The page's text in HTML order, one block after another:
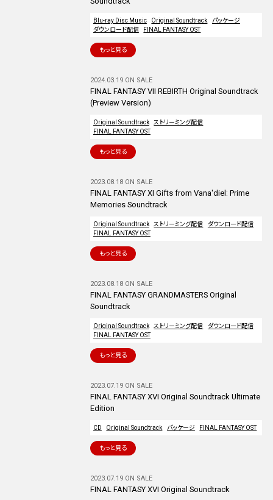
Blu-ray Disc Music Original Soundtrack
パッケージ
ダウンロード配信
FINAL FANTASY OST
もっと見る
2024.03.19 ON SALE
FINAL FANTASY VII REBIRTH Original Soundtrack
(Preview Version)
Original Soundtrack
ストリーミング配信
FINAL FANTASY OST
もっと見る
2023.08.18 ON SALE
FINAL FANTASY XI Gifts from Vana'diel: Prime
Memories Soundtrack
Original Soundtrack ストリーミング配信
ダウンロード配信
FINAL FANTASY OST
もっと見る
2023.08.18 ON SALE
FINAL FANTASY GRANDMASTERS Original
Soundtrack
Original Soundtrack ストリーミング配信
ダウンロード配信
FINAL FANTASY OST
もっと見る
2023.07.19 ON SALE
FINAL FANTASY XVI Original Soundtrack Ultimate
Edition
CD Original Soundtrack パッケージ FINAL FANTASY OST
もっと見る
2023.07.19 ON SALE
FINAL FANTASY XVI Original Soundtrack